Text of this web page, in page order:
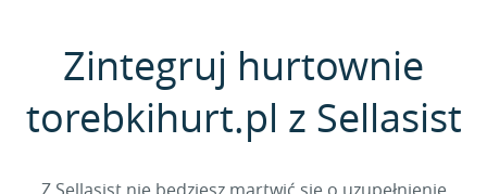
Zintegruj hurtownie
torebkihurt.pl z Sellasist